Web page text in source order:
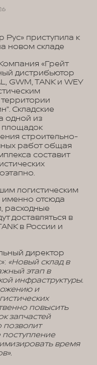
Рус» приступила к
новом складе
«Грейт
дистрибьютор
GWM, TANK и WEY
Складские
одной из
строительно-
работ общая
составит
логистическим
именно отсюда
расходные
доставляться в
в России и
директор
«Новый склад в
этап в
инфраструктуры.
и
повысить
запчастей
позволит
время